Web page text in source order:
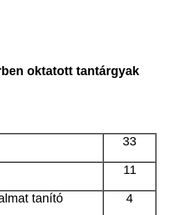
oktatott tantárgyak
33
11
tanító 4